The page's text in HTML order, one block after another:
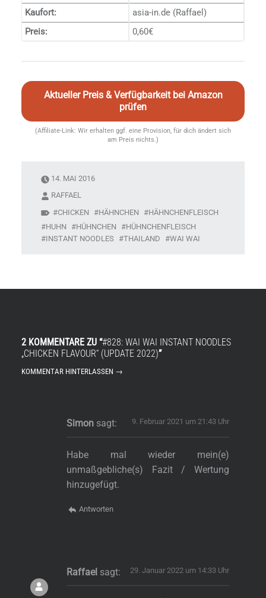
Kaufort:
asia-in.de (Raffael)
Preis:
0,60€
Aktueller Preis & Verfügbarkeit bei Amazon
prüfen
(Affiliate-Link: Wir erhalten ggf. eine Provision, für dich ändert sich
am Preis nichts.)
14. MAI 2016
RAFFAEL
CHICKEN
HÄHNCHEN
HÄHNCHENFLEISCH
HUHN
HÜHNCHEN
HÜHNCHENFLEISCH
INSTANT NOODLES
THAILAND WAI WAI
2 KOMMENTARE ZU “#828: WAI WAI INSTANT NOODLES
„CHICKEN FLAVOUR“ (UPDATE 2022)”
KOMMENTAR HINTERLASSEN →
Simon sagt: 9. Februar 2021 um 21:43 Uhr
Habe mal wieder mein(e)
unmaßgebliche(s) Fazit / Wertung
hinzugefügt.
Antworten
Raffael sagt: 29. Januar 2022 um 14:33 Uhr